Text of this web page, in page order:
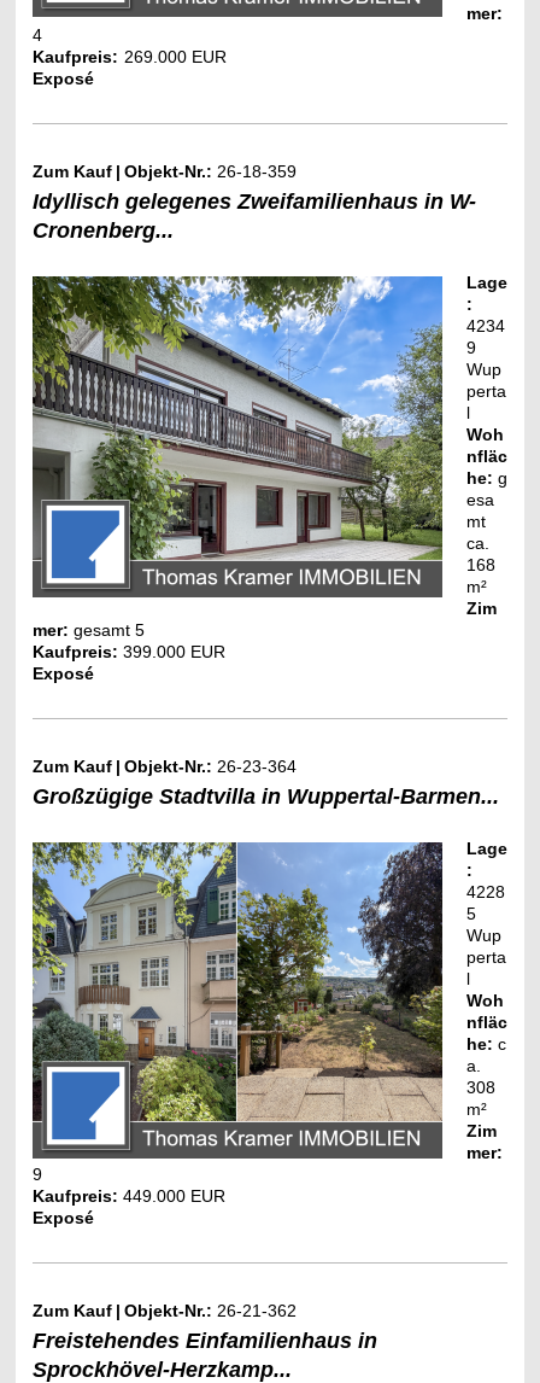
mer:
4
Kaufpreis: 269.000 EUR
Exposé
Zum Kauf | Objekt-Nr.: 26-18-359
Idyllisch gelegenes Zweifamilienhaus in W-
Cronenberg...
Lage
:
4234
9
Wup
perta
l
Woh
nfläc
he: g
esa
mt
ca.
168
m²
Zim
mer: gesamt 5
Kaufpreis: 399.000 EUR
Exposé
Zum Kauf | Objekt-Nr.: 26-23-364
Großzügige Stadtvilla in Wuppertal-Barmen...
Lage
:
4228
5
Wup
perta
l
Woh
nfläc
he: c
a.
308
m²
Zim
mer:
9
Kaufpreis: 449.000 EUR
Exposé
Zum Kauf | Objekt-Nr.: 26-21-362
Freistehendes Einfamilienhaus in
Sprockhövel-Herzkamp...